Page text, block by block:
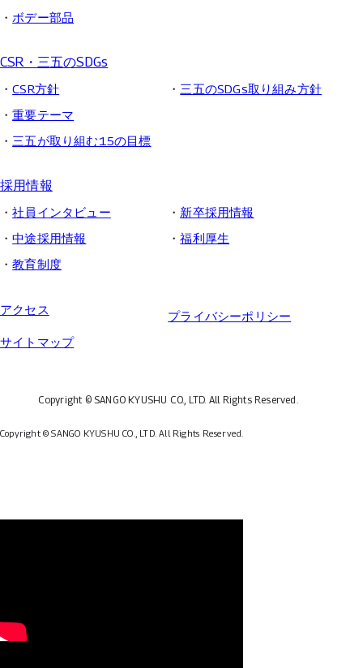
ボデー部品
CSR・三五のSDGs
CSR方針
三五のSDGs取り組み方針
重要テーマ
三五が取り組む15の目標
採用情報
社員インタビュー
新卒採用情報
中途採用情報
福利厚生
教育制度
アクセス
プライバシーポリシー
サイトマップ
Copyright © SANGO KYUSHU CO., LTD. All Rights Reserved.
Copyright © SANGO KYUSHU CO., LTD.All Rights Reserved.